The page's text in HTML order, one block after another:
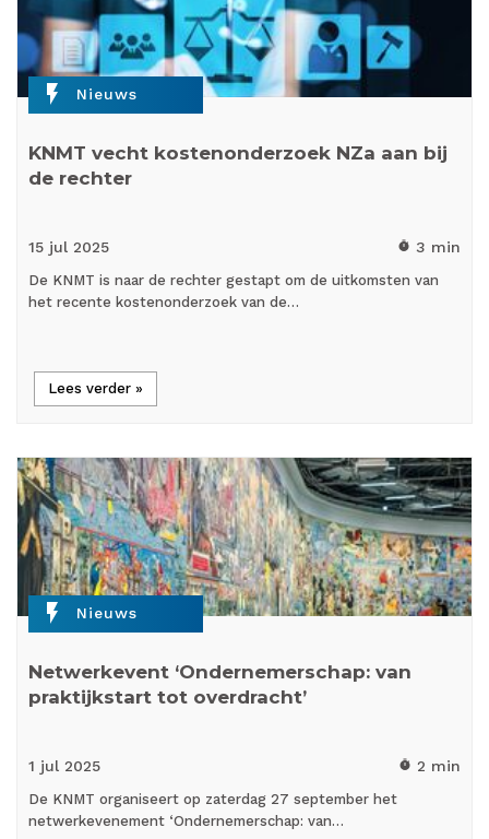
flash_on Nieuws
KNMT vecht kostenonderzoek NZa aan bij
de rechter
15 jul 2025 timer 3 min
De KNMT is naar de rechter gestapt om de uitkomsten van
het recente kostenonderzoek van de…
Lees verder »
flash_on Nieuws
Netwerkevent ‘Ondernemerschap: van
praktijkstart tot overdracht’
1 jul 2025 timer 2 min
De KNMT organiseert op zaterdag 27 september het
netwerkevenement ‘Ondernemerschap: van…